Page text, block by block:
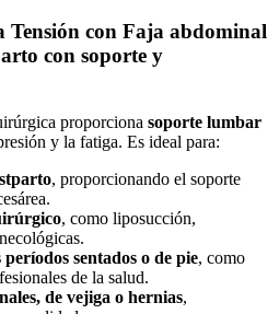
Tensión con Faja abdominal
con soporte y
proporciona soporte lumbar
y la fatiga. Es ideal para:
, proporcionando el soporte
, como liposucción,
sentados o de pie, como
de la salud.
de vejiga o hernias,